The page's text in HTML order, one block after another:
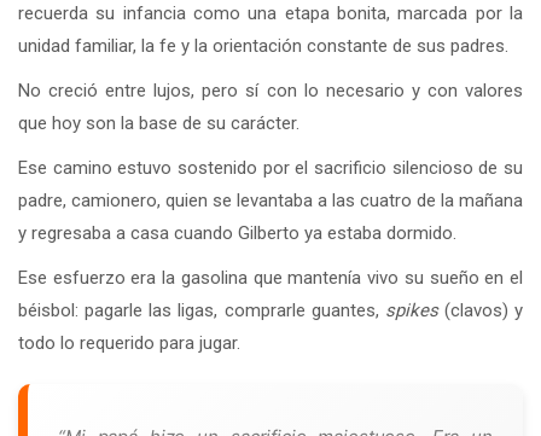
recuerda su infancia como una etapa bonita, marcada por la
unidad familiar, la fe y la orientación constante de sus padres.
No creció entre lujos, pero sí con lo necesario y con valores
que hoy son la base de su carácter.
Ese camino estuvo sostenido por el sacrificio silencioso de su
padre, camionero, quien se levantaba a las cuatro de la mañana
y regresaba a casa cuando Gilberto ya estaba dormido.
Ese esfuerzo era la gasolina que mantenía vivo su sueño en el
béisbol: pagarle las ligas, comprarle guantes, spikes(clavos) y
todo lo requerido para jugar.